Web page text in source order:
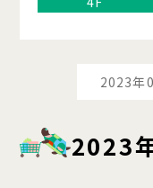
2023年
2023